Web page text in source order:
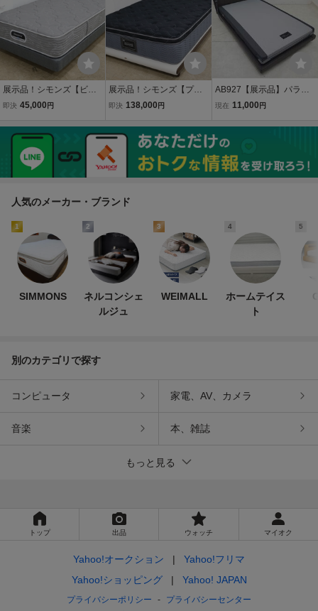
展示品！シモンズ【ビュ
ーティレスト】シングル
ン・6.5インチ◆高級ホテ
ルのような寝心地◆直接
引取歓迎！
即決 45,000 円
展示品！シモンズ【プレ
ミアムクラス・エッセン
ム】ダブルベッド 52万・
本革・8.25インチ◆直接
引取歓迎！
即決 138,000 円
AB927【展示品】パラマ
ウントベッド/INTIME100
ニングベッド/セミダブル/
リモコン付
現在 11,000 円
人気のメーカー・ブランド
1
SIMMONS
2
ネルコンシェ
ルジュ
3
WEIMALL
4
ホームテイス
ト
5
別のカテゴリで探す
コンピュータ 家電、AV、カメラ
音楽 本、雑誌
もっと見る
トップ 出品 ウォッチ マイオク
Yahoo!オークション
Yahoo!フリマ
Yahoo!ショッピング
Yahoo! JAPAN
プライバシーポリシー
プライバシーセンター